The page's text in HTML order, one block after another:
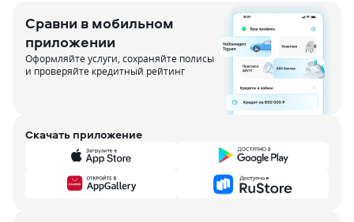
Сравни в мобильном
приложении
Оформляйте услуги, сохраняйте полисы
и проверяйте кредитный рейтинг
Скачать приложение